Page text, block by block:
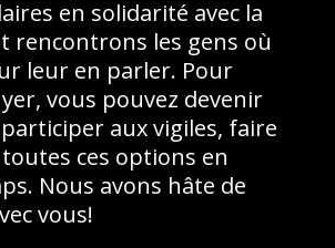
en solidarité avec la
rencontrons les gens où
leur en parler. Pour
vous pouvez devenir
aux vigiles, faire
ces options en
Nous avons hâte de
vous!